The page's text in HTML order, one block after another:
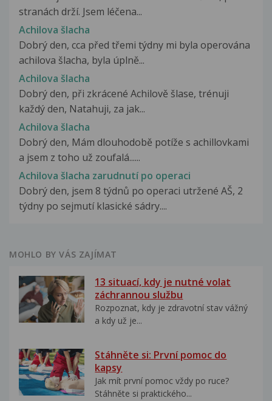
stranách drží. Jsem léčena...
Achilova šlacha
Dobrý den, cca před třemi týdny mi byla operována
achilova šlacha, byla úplně...
Achilova šlacha
Dobrý den, při zkrácené Achilově šlase, trénuji
každý den, Natahuji, za jak...
Achilova šlacha
Dobrý den, Mám dlouhodobě potíže s achillovkami
a jsem z toho už zoufalá......
Achilova šlacha zarudnutí po operaci
Dobrý den, jsem 8 týdnů po operaci utržené AŠ, 2
týdny po sejmutí klasické sádry....
MOHLO BY VÁS ZAJÍMAT
13 situací, kdy je nutné volat
záchrannou službu
Rozpoznat, kdy je zdravotní stav vážný
a kdy už je...
Stáhněte si: První pomoc do
kapsy
Jak mít první pomoc vždy po ruce?
Stáhněte si praktického...